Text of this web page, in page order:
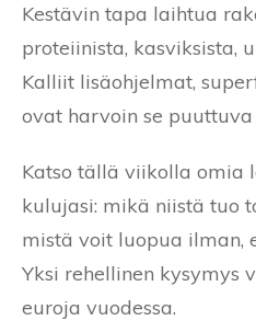
Kestävin tapa laihtua
proteiinista, kasviksista,
Kalliit lisäohjelmat,
ovat harvoin se puuttuva
Katso tällä viikolla omia
kulujasi: mikä niistä tuo
mistä voit luopua ilman,
Yksi rehellinen kysymys
euroja vuodessa.